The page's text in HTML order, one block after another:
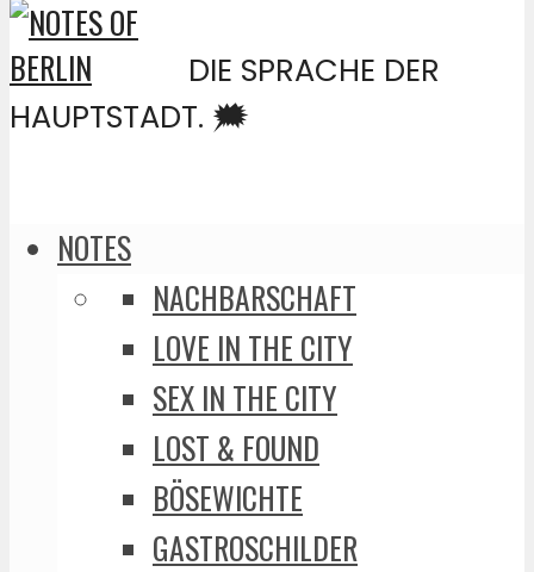
DIE SPRACHE DER
HAUPTSTADT. 🗯️
NOTES
NACHBARSCHAFT
LOVE IN THE CITY
SEX IN THE CITY
LOST & FOUND
BÖSEWICHTE
GASTROSCHILDER